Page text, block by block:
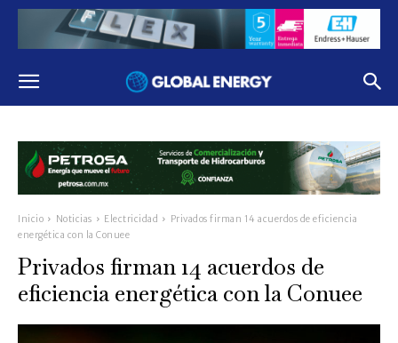
Inicio Noticias Electricidad
Privados firman 14 acuerdos de eficiencia
energética con la Conuee
Privados firman 14 acuerdos de
eficiencia energética con la Conuee